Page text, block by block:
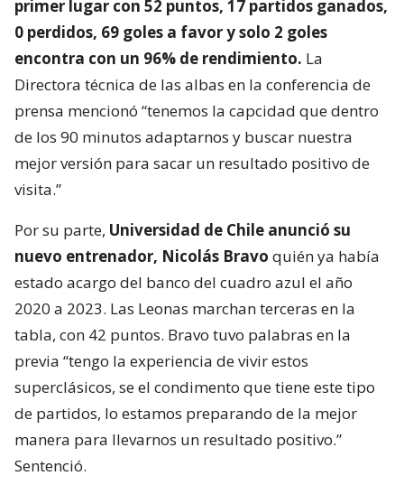
primer lugar con 52 puntos, 17 partidos ganados,
0 perdidos, 69 goles a favor y solo 2 goles
encontra con un 96% de rendimiento. La
Directora técnica de las albas en la conferencia de
prensa mencionó “tenemos la capcidad que dentro
de los 90 minutos adaptarnos y buscar nuestra
mejor versión para sacar un resultado positivo de
visita.”
Por su parte, Universidad de Chile anunció su
nuevo entrenador, Nicolás Bravo quién ya había
estado acargo del banco del cuadro azul el año
2020 a 2023. Las Leonas marchan terceras en la
tabla, con 42 puntos. Bravo tuvo palabras en la
previa “tengo la experiencia de vivir estos
superclásicos, se el condimento que tiene este tipo
de partidos, lo estamos preparando de la mejor
manera para llevarnos un resultado positivo.”
Sentenció.